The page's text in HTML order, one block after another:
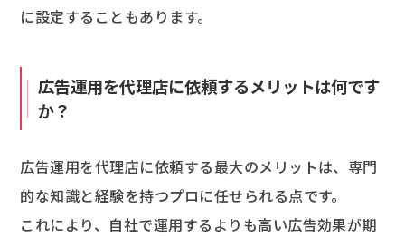
に設定することもあります。
広告運用を代理店に依頼するメリットは何です
か？
広告運用を代理店に依頼する最大のメリットは、専門
的な知識と経験を持つプロに任せられる点です。
これにより、自社で運用するよりも高い広告効果が期